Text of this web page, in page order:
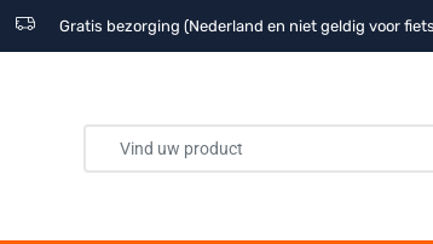
Gratis bezorging (Nederland en niet geldig voor